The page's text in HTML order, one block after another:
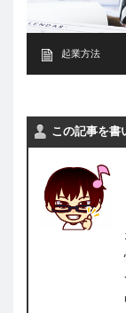
起業方法
この記事を書